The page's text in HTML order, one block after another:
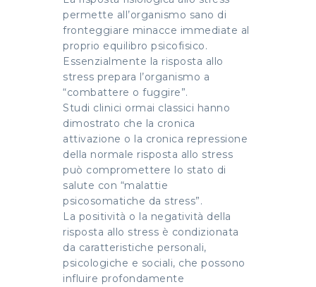
permette all’organismo sano di
fronteggiare minacce immediate al
proprio equilibro psicofisico.
Essenzialmente la risposta allo
stress prepara l’organismo a
“combattere o fuggire”.
Studi clinici ormai classici hanno
dimostrato che la cronica
attivazione o la cronica repressione
della normale risposta allo stress
può compromettere lo stato di
salute con “malattie
psicosomatiche da stress”.
La positività o la negatività della
risposta allo stress è condizionata
da caratteristiche personali,
psicologiche e sociali, che possono
influire profondamente